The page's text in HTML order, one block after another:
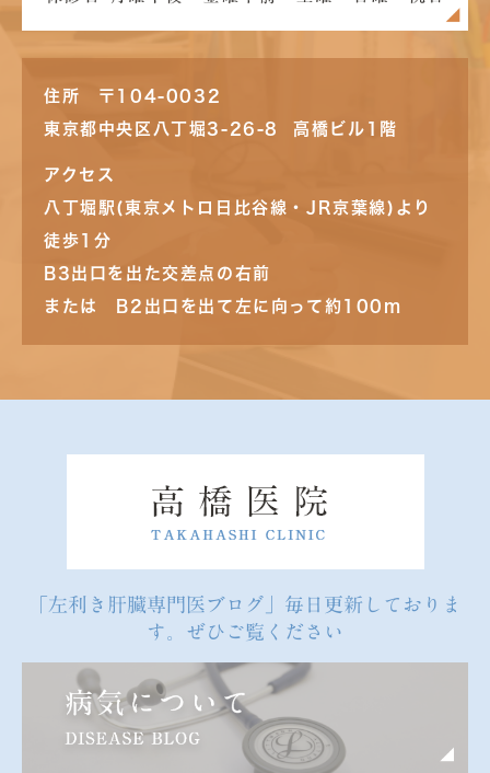
住所 〒104-0032
東京都中央区八丁堀3-26-8 高橋ビル1階
アクセス
八丁堀駅(東京メトロ日比谷線・JR京葉線)より
徒歩1分
B3出口を出た交差点の右前
または B2出口を出て左に向って約100m
「左利き肝臓専門医ブログ」毎日更新しておりま
す。ぜひご覧ください